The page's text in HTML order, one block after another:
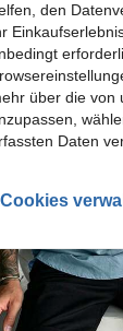
den
über die von
Daten
Cookies